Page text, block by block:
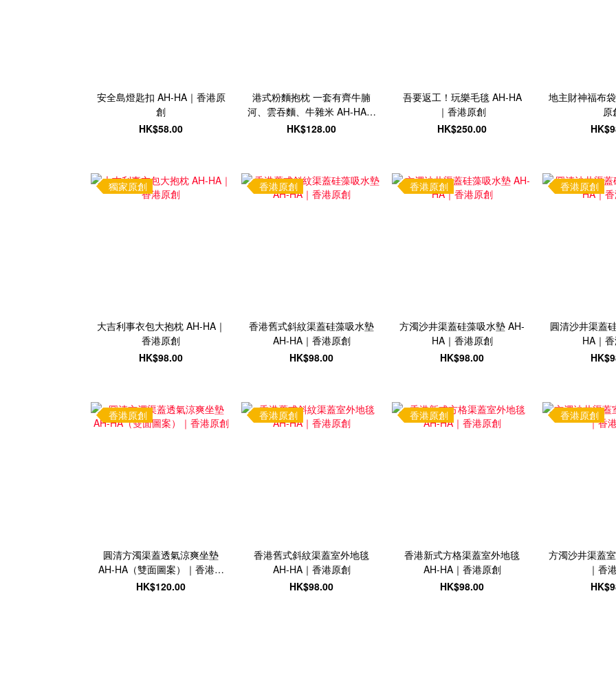
安全島燈匙扣 AH-HA｜香港原
創
HK$58.00
港式粉麵抱枕 一套有齊牛腩
河、雲吞麵、牛雜米 AH-HA｜
香港原創
HK$128.00
吾要返工！玩樂毛毯 AH-HA
｜香港原創
HK$250.00
地主財神福布
原
獨家原創
大吉利事衣包大抱枕 AH-HA｜
香港原創
HK$98.00
香港原創
香港舊式斜紋渠蓋硅藻吸水墊
AH-HA｜香港原創
HK$98.00
香港原創
方濁沙井渠蓋硅藻吸水墊 AH-
HA｜香港原創
HK$98.00
香港原創
圓清沙井渠蓋
HA｜
香港原創
圓清方濁渠蓋透氣涼爽坐墊
AH-HA（雙面圖案）｜香港原
創
HK$120.00
香港原創
香港舊式斜紋渠蓋室外地毯
AH-HA｜香港原創
HK$98.00
香港原創
香港新式方格渠蓋室外地毯
AH-HA｜香港原創
HK$98.00
香港原創
方濁沙井渠蓋
｜香